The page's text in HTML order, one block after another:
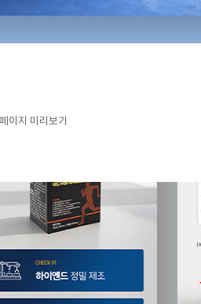
이지 미리보기